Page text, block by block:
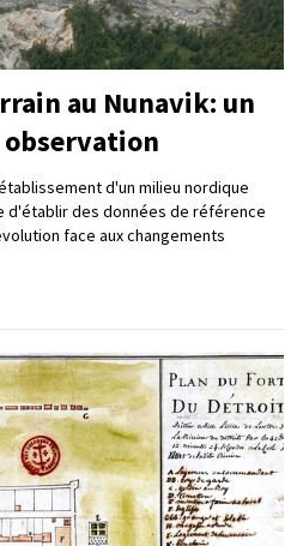
au Nunavik: un
observation
d'un milieu nordique
d'établir des données de référence
face aux changements